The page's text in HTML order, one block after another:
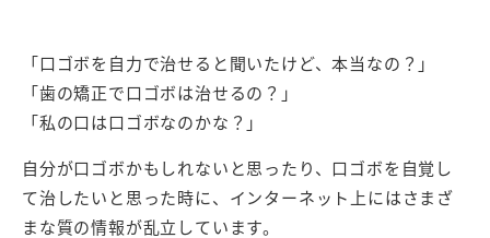
「口ゴボを自力で治せると聞いたけど、本当なの？」
「歯の矯正で口ゴボは治せるの？」
「私の口は口ゴボなのかな？」
自分が口ゴボかもしれないと思ったり、口ゴボを自覚し
て治したいと思った時に、インターネット上にはさまざ
まな質の情報が乱立しています。